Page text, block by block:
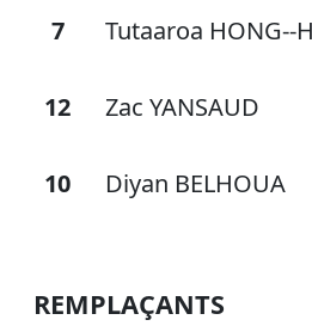
7 Tutaaroa HONG--
12 Zac YANSAUD
10 Diyan BELHOUA
REMPLAÇANTS